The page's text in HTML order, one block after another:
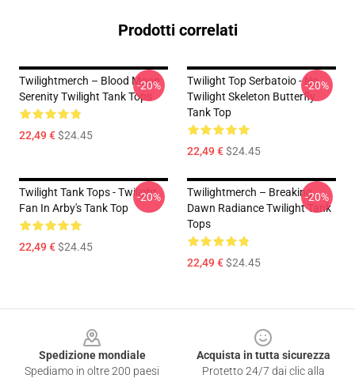
Prodotti correlati
Twilightmerch – Blood Moon
Serenity Twilight Tank Tops
22,49 €$24.45
-20%
Twilight Top Serbatoio - No.
Twilight Skeleton Butterfly
Tank Top
22,49 €$24.45
-20%
Twilight Tank Tops - Twilight
Fan In Arby's Tank Top
22,49 €$24.45
-20%
Twilightmerch – Breaking
Dawn Radiance Twilight Tank
Tops
22,49 €$24.45
-20%
Spedizione mondiale
Spediamo in oltre 200 paesi
Acquista in tutta sicurezza
Protetto 24/7 dai clic alla